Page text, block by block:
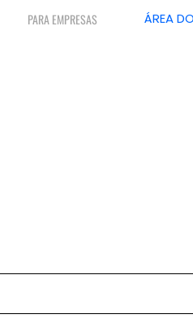
PARA EMPRESAS ÁREA